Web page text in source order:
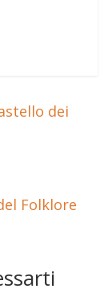
dei
Folklore